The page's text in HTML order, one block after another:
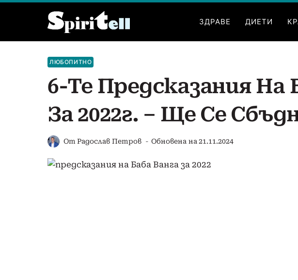
съдържанието
ЗДРАВЕ ДИЕТИ
ЛЮБОПИТНО
6-Те Предсказания На
За 2022г. – Ще Се
ОтРадослав Петров Обновена на 21.11.2024